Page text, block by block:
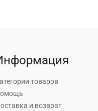
товаров
и возврат